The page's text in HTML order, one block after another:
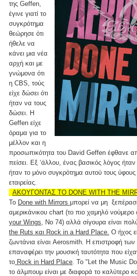
της Geffen,
έγινε γιατί το
συγκρότημα
θεώρησε ότι
ήθελε να
κάνει μια νέα
αρχή και με
γνώμονα ότι
η CBS, τούς
είχε δώσει ότι
ήταν να τους
δώσει. Η
Geffen είχε
όραμα για το
μέλλον και η
προσωπικότητα του David Geffen έφθανε
πείσει. Εξ ‘άλλου, ένας βασικός λόγος ήταν
ήταν το μόνο συγκρότημα αυτού τους ύφους
εταιρείας.
ΑΚΟΥΓΟΝΤΑΣ ΤΟ DONE WITH THE
Το Done with Mirrors μπορεί να μη
αμερικάνικου chart (το πιο χαμηλό
your Wings,
Νο 74) αλλά σίγουρα είναι
the Ruts και Rock in a Hard Place. O ήχος
ζωντάνια είναι Aerosmith. Η επιστροφή
επαναφέρει την μουσική ταυτότητα που
το Rock in Hard Place . Το "Let the Music
το άλμπουμ είναι με διαφορά το καλύτερο